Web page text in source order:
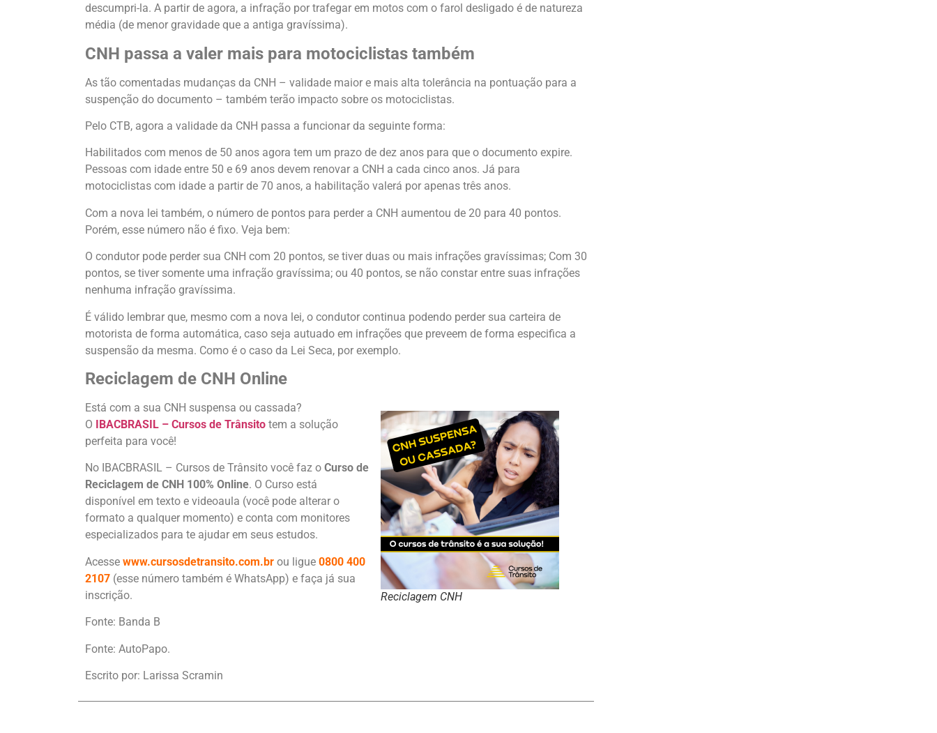
descumpri-la. A partir de agora, a infração por trafegar em motos com o farol desligado é de natureza
média (de menor gravidade que a antiga gravíssima).
CNH passa a valer mais para motociclistas também
As tão comentadas mudanças da CNH – validade maior e mais alta tolerância na pontuação para a
suspenção do documento – também terão impacto sobre os motociclistas.
Pelo CTB, agora a validade da CNH passa a funcionar da seguinte forma:
Habilitados com menos de 50 anos agora tem um prazo de dez anos para que o documento expire.
Pessoas com idade entre 50 e 69 anos devem renovar a CNH a cada cinco anos. Já para
motociclistas com idade a partir de 70 anos, a habilitação valerá por apenas três anos.
Com a nova lei também, o número de pontos para perder a CNH aumentou de 20 para 40 pontos.
Porém, esse número não é fixo. Veja bem:
O condutor pode perder sua CNH com 20 pontos, se tiver duas ou mais infrações gravíssimas; Com 30
pontos, se tiver somente uma infração gravíssima; ou 40 pontos, se não constar entre suas infrações
nenhuma infração gravíssima.
É válido lembrar que, mesmo com a nova lei, o condutor continua podendo perder sua carteira de
motorista de forma automática, caso seja autuado em infrações que preveem de forma especifica a
suspensão da mesma. Como é o caso da Lei Seca, por exemplo.
Reciclagem de CNH Online
Reciclagem CNH
Está com a sua CNH suspensa ou cassada?
O IBACBRASIL – Cursos de Trânsito tem a solução
perfeita para você!
No IBACBRASIL – Cursos de Trânsito você faz o Curso de
Reciclagem de CNH 100% Online. O Curso está
disponível em texto e videoaula (você pode alterar o
formato a qualquer momento) e conta com monitores
especializados para te ajudar em seus estudos.
Acesse www.cursosdetransito.com.br ou ligue 0800 400
2107 (esse número também é WhatsApp) e faça já sua
inscrição.
Fonte: Banda B
Fonte: AutoPapo.
Escrito por: Larissa Scramin